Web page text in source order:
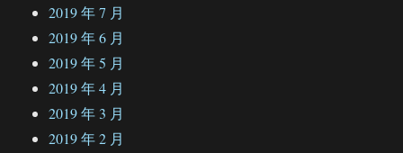
2019 年 7 月
2019 年 6 月
2019 年 5 月
2019 年 4 月
2019 年 3 月
2019 年 2 月